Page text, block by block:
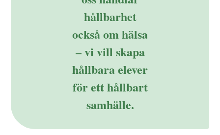
hållbarhet
också om hälsa
– vi vill skapa
hållbara elever
för ett hållbart
samhälle.